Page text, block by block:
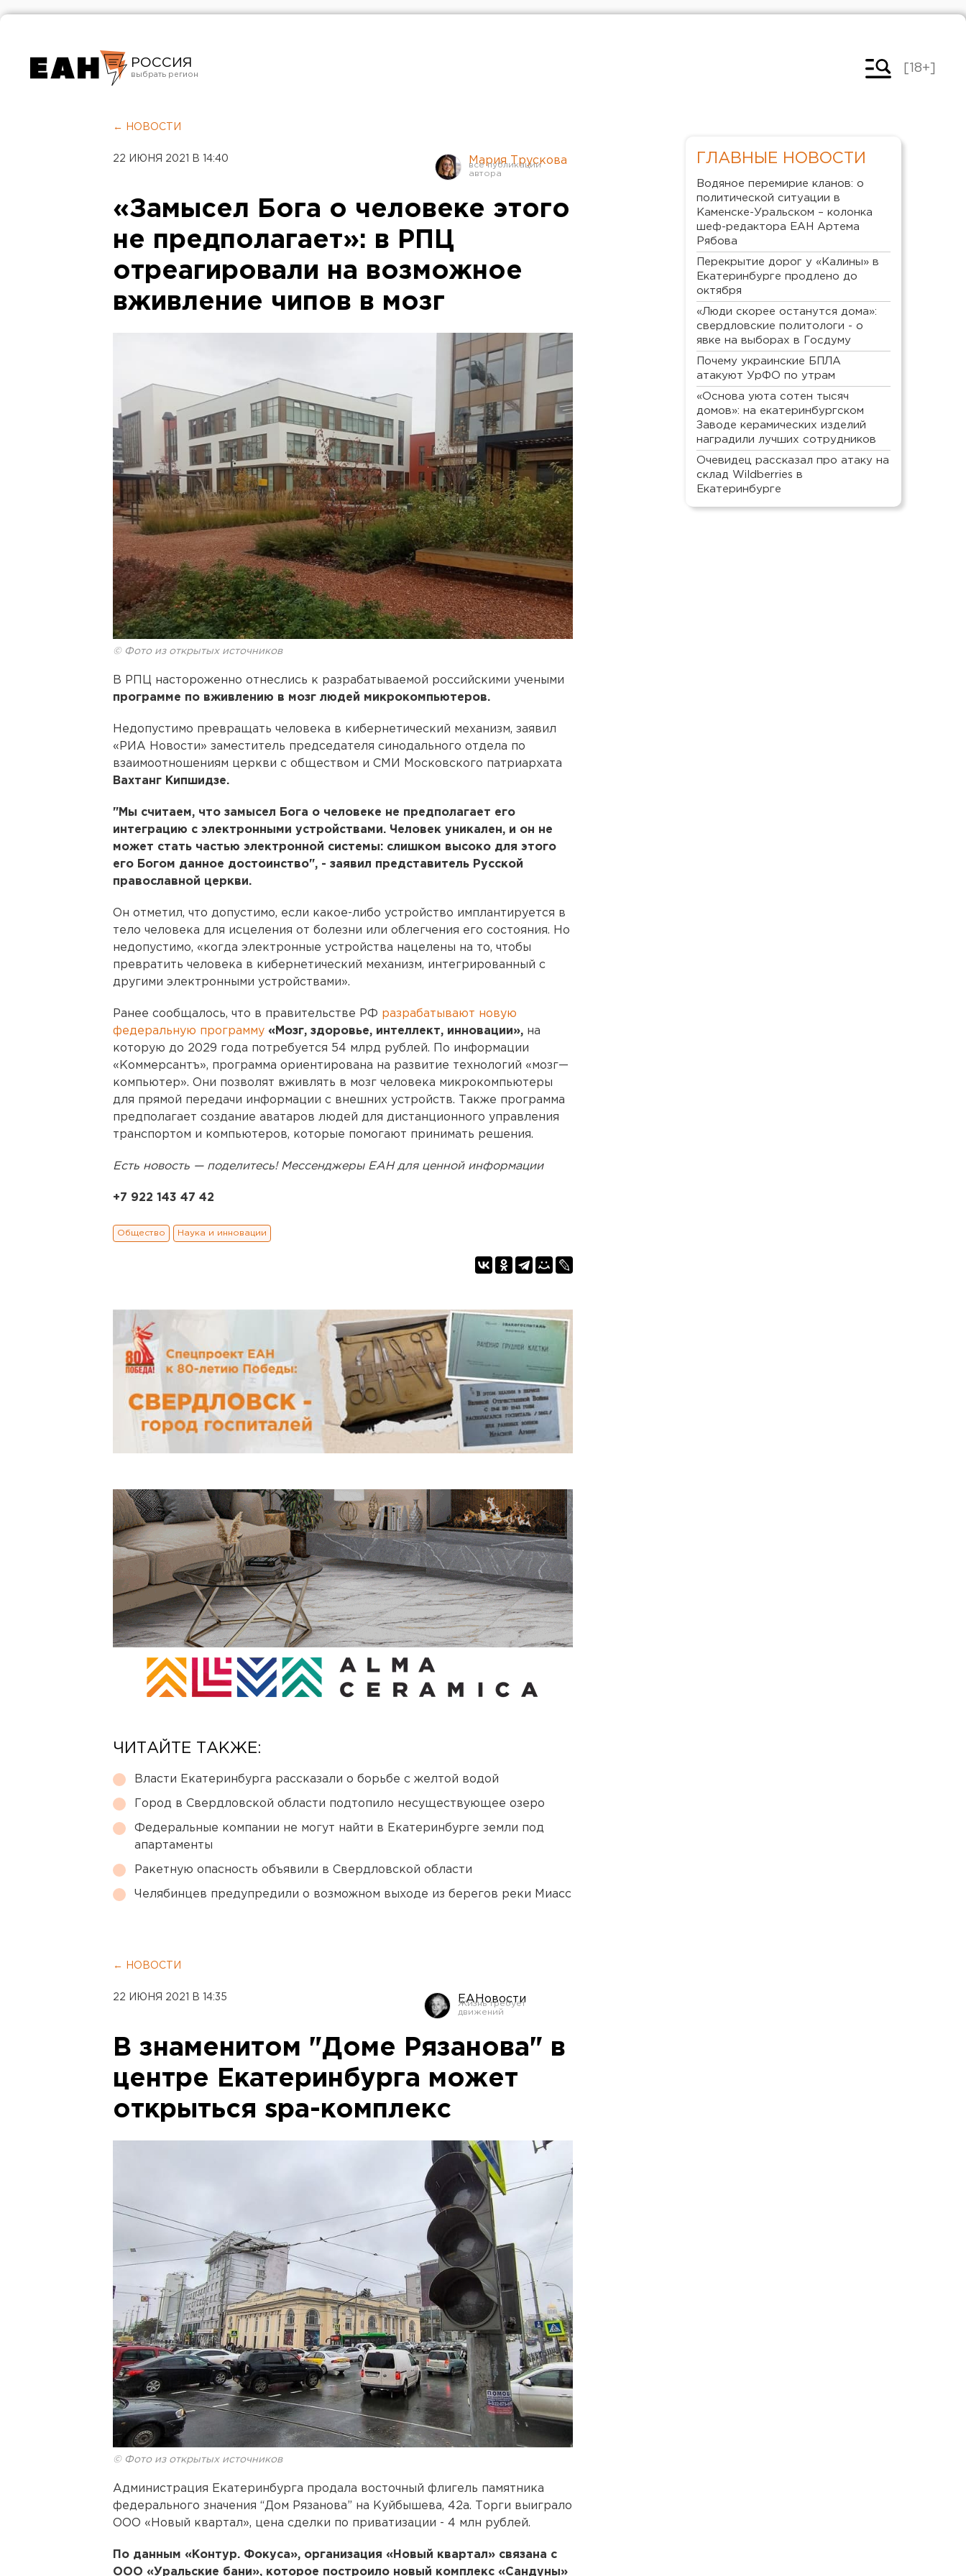
РОССИЯ
Челябинск
[18+]
← НОВОСТИ
22 ИЮНЯ 2021 В 14:40 Мария Трускова
«Замысел Бога о человеке этого
не предполагает»: в РПЦ
отреагировали на возможное
вживление чипов в мозг
© Фото из открытых источников
В РПЦ настороженно отнеслись к разрабатываемой российскими учеными
программе по вживлению в мозг людей микрокомпьютеров.
Недопустимо превращать человека в кибернетический механизм, заявил
«РИА Новости» заместитель председателя синодального отдела по
взаимоотношениям церкви с обществом и СМИ Московского патриархата
Вахтанг Кипшидзе.
"Мы считаем, что замысел Бога о человеке не предполагает его
интеграцию с электронными устройствами. Человек уникален, и он не
может стать частью электронной системы: слишком высоко для этого
его Богом данное достоинство", - заявил представитель Русской
православной церкви.
Он отметил, что допустимо, если какое-либо устройство имплантируется в
тело человека для исцеления от болезни или облегчения его состояния. Но
недопустимо, «когда электронные устройства нацелены на то, чтобы
превратить человека в кибернетический механизм, интегрированный с
другими электронными устройствами».
Ранее сообщалось, что в правительстве РФ разрабатывают новую
федеральную программу «Мозг, здоровье, интеллект, инновации», на
которую до 2029 года потребуется 54 млрд рублей. По информации
«Коммерсантъ», программа ориентирована на развитие технологий «мозг—
компьютер». Они позволят вживлять в мозг человека микрокомпьютеры
для прямой передачи информации с внешних устройств. Также программа
предполагает создание аватаров людей для дистанционного управления
транспортом и компьютеров, которые помогают принимать решения.
Есть новость — поделитесь! Мессенджеры ЕАН для ценной информации
+7 922 143 47 42
Общество Наука и инновации
ЧИТАЙТЕ ТАКЖЕ:
Власти Екатеринбурга рассказали о борьбе с желтой водой
Город в Свердловской области подтопило несуществующее озеро
Федеральные компании не могут найти в Екатеринбурге земли под
апартаменты
Ракетную опасность объявили в Свердловской области
Челябинцев предупредили о возможном выходе из берегов реки Миасс
← НОВОСТИ
22 ИЮНЯ 2021 В 14:35 ЕАНовости
В знаменитом "Доме Рязанова" в
центре Екатеринбурга может
открыться spa-комплекс
© Фото из открытых источников
Администрация Екатеринбурга продала восточный флигель памятника
федерального значения “Дом Рязанова” на Куйбышева, 42а. Торги выиграло
ООО «Новый квартал», цена сделки по приватизации - 4 млн рублей.
По данным «Контур. Фокуса», организация «Новый квартал» связана с
ООО «Уральские бани», которое построило новый комплекс «Сандуны»
ГЛАВНЫЕ НОВОСТИ
Водяное перемирие кланов: о
политической ситуации в
Каменске-Уральском – колонка
шеф-редактора ЕАН Артема
Рябова
Перекрытие дорог у «Калины» в
Екатеринбурге продлено до
октября
«Люди скорее останутся дома»:
свердловские политологи - о
явке на выборах в Госдуму
Почему украинские БПЛА
атакуют УрФО по утрам
«Основа уюта сотен тысяч
домов»: на екатеринбургском
Заводе керамических изделий
наградили лучших сотрудников
Очевидец рассказал про атаку на
склад Wildberries в
Екатеринбурге